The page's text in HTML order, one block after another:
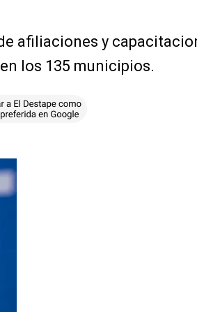
afiliaciones y
los 135 municipios.